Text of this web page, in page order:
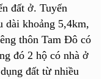
đất ở. Tuyến
dài khoảng 5,4km,
thôn Tam Đô có
đó 2 hộ có nhà ở
đất từ nhiều